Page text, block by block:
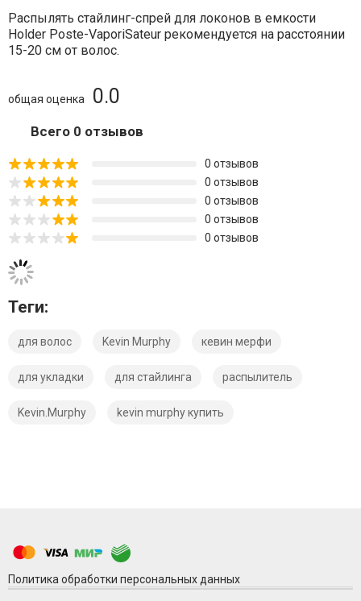
Распылять стайлинг-спрей для локонов в емкости
Holder Poste-VaporiSateur рекомендуется на расстоянии
15-20 см от волос.
0.0
общая оценка
Всего 0 отзывов
0 отзывов
0 отзывов
0 отзывов
0 отзывов
0 отзывов
Теги:
для волос Kevin Murphy кевин мерфи
для укладки для стайлинга распылитель
Kevin.Murphy kevin murphy купить
Политика обработки персональных данных